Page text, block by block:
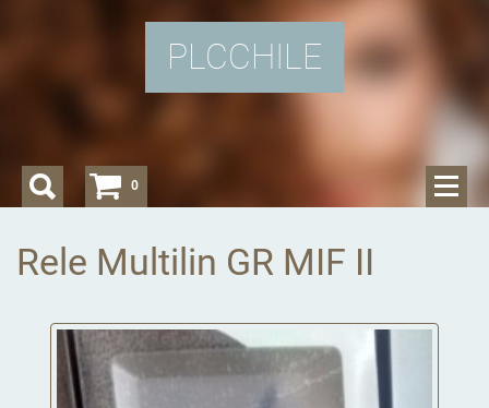
PLCCHILE
Rele Multilin GR MIF II
0